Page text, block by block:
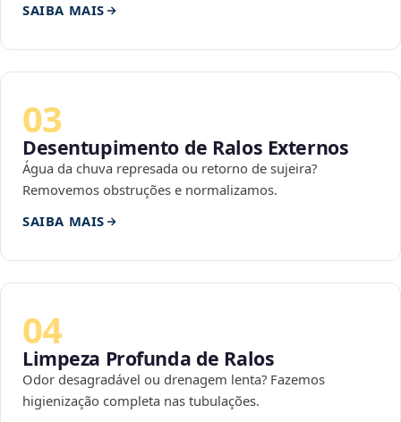
SAIBA MAIS
03
Desentupimento de Ralos Externos
Água da chuva represada ou retorno de sujeira?
Removemos obstruções e normalizamos.
SAIBA MAIS
04
Limpeza Profunda de Ralos
Odor desagradável ou drenagem lenta? Fazemos
higienização completa nas tubulações.